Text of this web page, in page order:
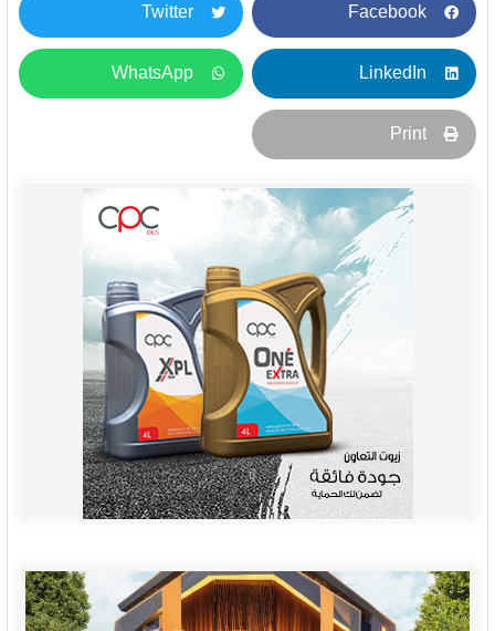
Facebook
Twitter
LinkedIn
WhatsApp
Print